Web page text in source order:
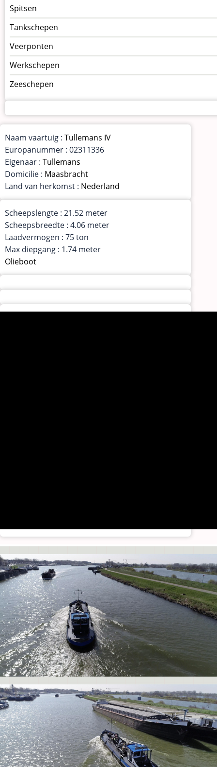
Spitsen
Tankschepen
Veerponten
Werkschepen
Zeeschepen
Naam vaartuig : Tullemans IV
Europanummer : 02311336
Eigenaar : Tullemans
Domicilie : Maasbracht
Land van herkomst : Nederland
Scheepslengte : 21.52 meter
Scheepsbreedte : 4.06 meter
Laadvermogen : 75 ton
Max diepgang : 1.74 meter
Olieboot